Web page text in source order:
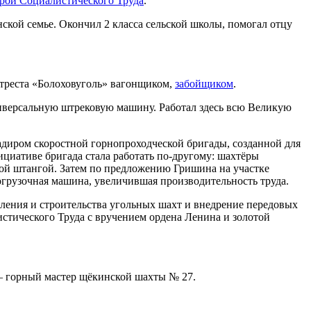
семье. Окончил 2 класса сельской школы, помогал отцу
«Болоховуголь» вагонщиком, забойщиком.
штрековую машину. Работал здесь всю Великую
скоростной горнопроходческой бригады, созданной для
бригада стала работать по-другому: шахтёры
штангой. Затем по предложению Гришина на участке
машина, увеличившая производительность труда.
и строительства угольных шахт и внедрение передовых
Труда с вручением ордена Ленина и золотой
горный мастер щёкинской шахты № 27.